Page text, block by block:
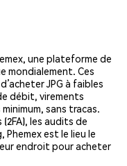
une plateforme de
mondialement. Ces
JPG à faibles
débit, virements
sans tracas.
les audits de
est le lieu le
endroit pour acheter